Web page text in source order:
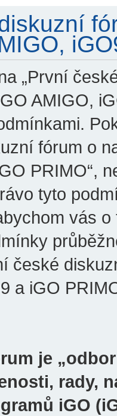
„První
AMIGO,
fórum o
PRIMO“,
tyto
vás
české
a iGO
je
rady,
iGO